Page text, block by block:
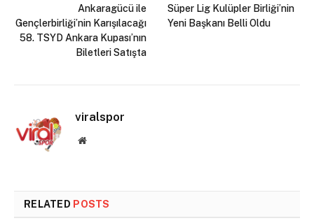
Ankaragücü ile
Gençlerbirliği’nin Karışılacağı
58. TSYD Ankara Kupası’nın
Biletleri Satışta
Süper Lig Kulüpler Birliği’nin
Yeni Başkanı Belli Oldu
viralspor
Website
RELATED POSTS